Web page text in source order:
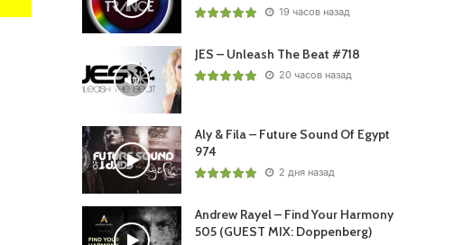
19 часов назад
JES – Unleash The Beat #718
20 часов назад
Aly & Fila – Future Sound Of Egypt
974
2 дня назад
Andrew Rayel – Find Your Harmony
505 (GUEST MIX: Doppenberg)